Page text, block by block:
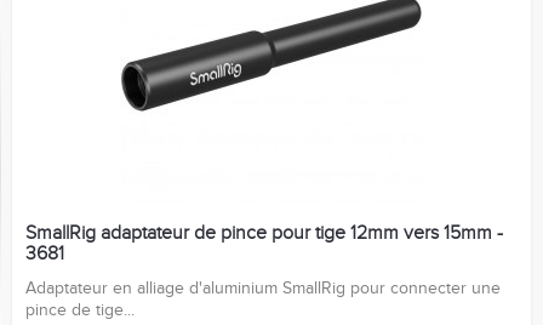
SmallRig adaptateur de pince pour tige 12mm vers 15mm -
3681
Adaptateur en alliage d'aluminium SmallRig pour connecter une
pince de tige...